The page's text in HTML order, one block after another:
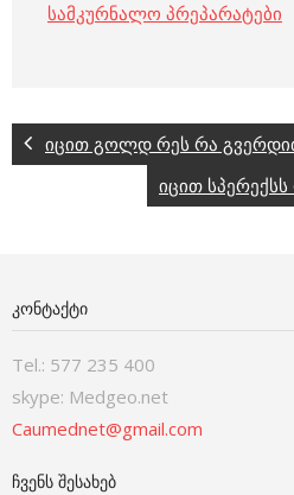
სამკურნალო პრეპარატები
იცით გოლდ რეს რა
იცით სპერექსს
ᲙᲝᲜᲢᲐᲥᲢᲘ
Tel.: 577 235 400
skype: Medgeo.net
Caumednet@gmail.com
ᲩᲕᲔᲜᲡ ᲨᲔᲡᲐᲮᲔᲑ